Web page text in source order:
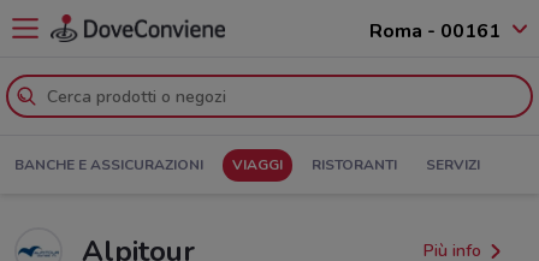
Roma - 00161
BANCHE E ASSICURAZIONI VIAGGI RISTORANTI SERVIZI
Alpitour Più info